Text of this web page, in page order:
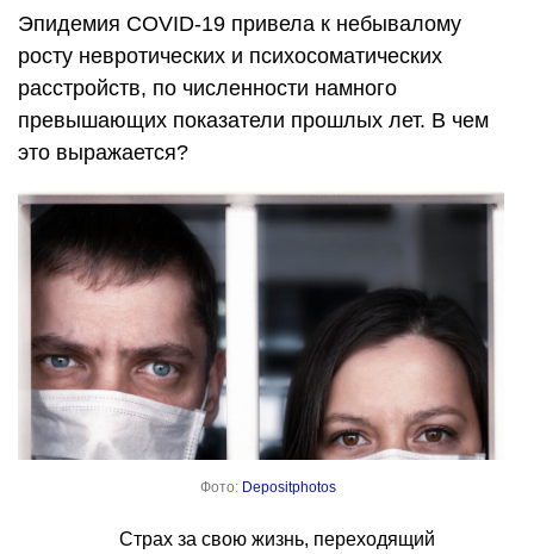
Эпидемия COVID-19 привела к небывалому
росту невротических и психосоматических
расстройств, по численности намного
превышающих показатели прошлых лет. В чем
это выражается?
Фото: Depositphotos
Страх за свою жизнь, переходящий